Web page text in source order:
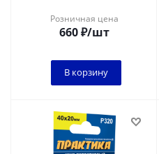
Розничная цена
660₽/шт
В корзину